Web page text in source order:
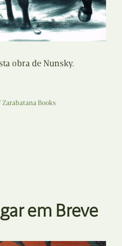
obra de Nunsky.
Zarabatana Books
em Breve